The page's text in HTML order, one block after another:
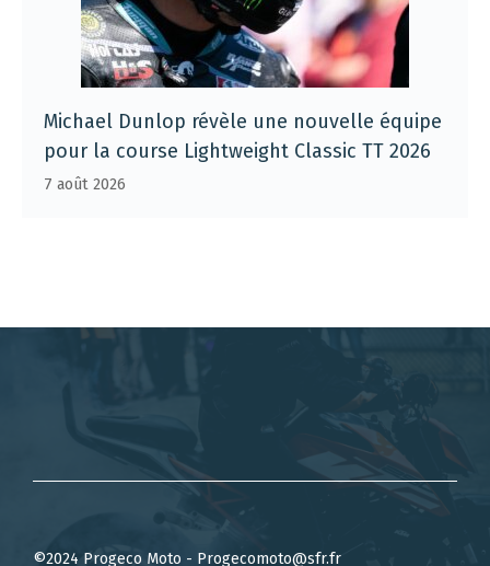
Michael Dunlop révèle une nouvelle équipe
pour la course Lightweight Classic TT 2026
7 août 2026
©2024 Progeco Moto - Progecomoto@sfr.fr